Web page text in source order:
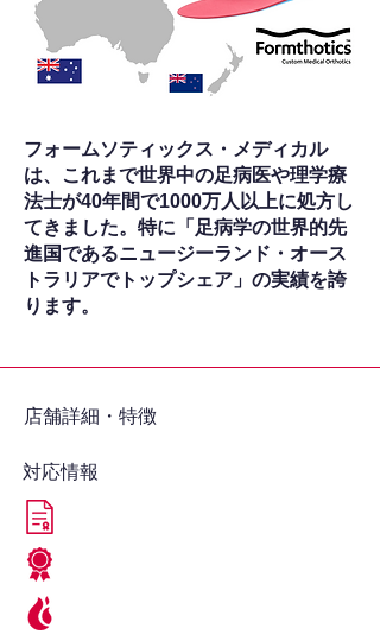
フォームソティックス・メディカル
は、これまで世界中の足病医や理学療
法士が40年間で1000万人以上に処方し
てきました。特に「足病学の世界的先
進国であるニュージーランド・オース
トラリアでトップシェア」の実績を誇
ります。
​店舗詳細・特徴
対応情報